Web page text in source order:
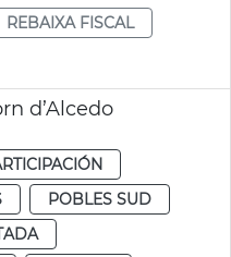
REBAIXA FISCAL
d’Alcedo
POBLES SUD